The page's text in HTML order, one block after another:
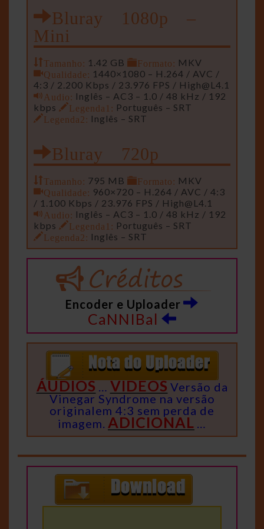
Bluray 1080p –
Mini
Tamanho: 1.42 GB Formato: MKV
Qualidade: 1440×1080 – H.264 / AVC /
4:3 / 2.200 Kbps / 23.976 FPS / High@L4.1
Audio: Inglês – AC3 – 1.0 / 48 kHz / 192
kbps
Legenda1: Português – SRT
Legenda2: Inglês – SRT
Bluray 720p
Tamanho: 795 MB Formato: MKV
Qualidade: 960×720 – H.264 / AVC / 4:3
/ 1.100 Kbps / 23.976 FPS / High@L4.1
Audio: Inglês – AC3 – 1.0 / 48 kHz / 192
kbps
Legenda1: Português – SRT
Legenda2: Inglês – SRT
Encoder e Uploader
CaNNIBal
ÁUDIOS … VIDEOSVersão da
Vinegar Syndrome na versão
originalem 4:3 sem perda de
imagem. ADICIONAL …